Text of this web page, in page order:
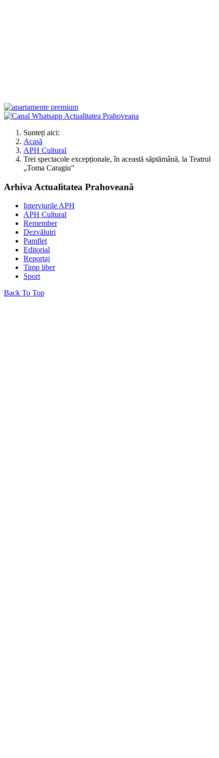
Sunteți aici:
Acasă
APH Cultural
Trei spectacole excepționale, în această săptămână, la Teatrul
„Toma Caragiu”
Arhiva Actualitatea Prahoveană
Interviurile APH
APH Cultural
Remember
Dezvăluiri
Pamflet
Editorial
Reportaj
Timp liber
Sport
Back To Top